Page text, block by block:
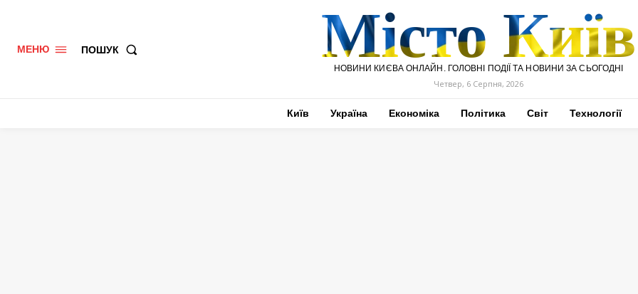
МЕНЮ ПОШУК Місто Київ
НОВИНИ КИЄВА ОНЛАЙН. ГОЛОВНІ ПОДІЇ ТА НОВИНИ ЗА СЬОГОДНІ
Четвер, 6 Серпня, 2026
Київ Україна Економіка Політика Світ Технології